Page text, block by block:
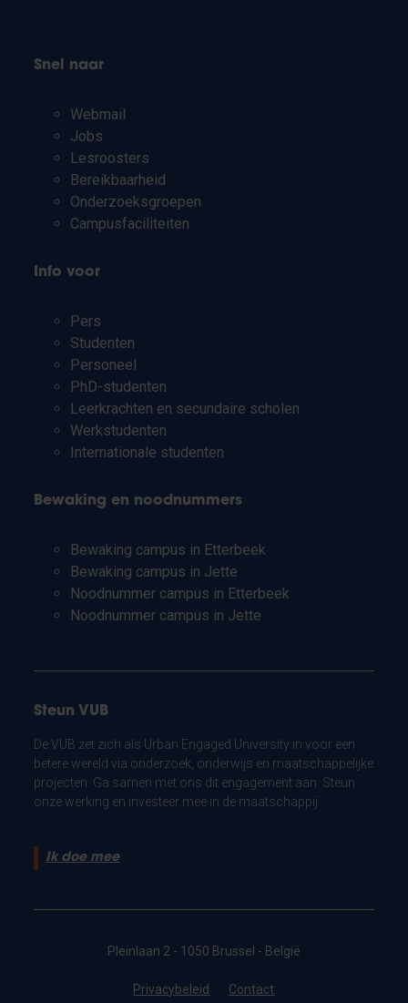
Snel naar
Webmail
Jobs
Lesroosters
Bereikbaarheid
Onderzoeksgroepen
Campusfaciliteiten
Info voor
Pers
Studenten
Personeel
PhD-studenten
Leerkrachten en secundaire scholen
Werkstudenten
Internationale studenten
Bewaking en noodnummers
Bewaking campus in Etterbeek
Bewaking campus in Jette
Noodnummer campus in Etterbeek
Noodnummer campus in Jette
Steun VUB
De VUB zet zich als Urban Engaged University in voor een
betere wereld via onderzoek, onderwijs en maatschappelijke
projecten. Ga samen met ons dit engagement aan. Steun
onze werking en investeer mee in de maatschappij.
Ik doe mee
Pleinlaan 2 - 1050 Brussel - België
Privacybeleid Contact